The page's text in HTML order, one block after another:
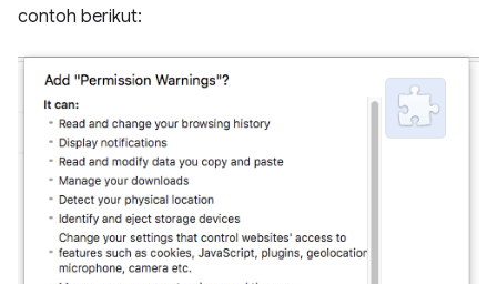
contoh berikut: